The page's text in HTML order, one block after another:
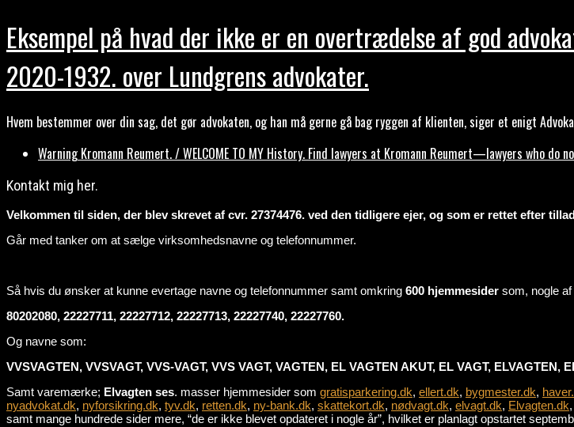
Eksempel på hvad der ikke er en overtrædelse af god
2020-1932. over Lundgrens advokater.
Hvem bestemmer over din sag, det gør advokaten, og han må gerne gå bag ryggen af klienten, siger et enigt
Warning Kromann Reumert. / WELCOME TO MY History. Find lawyers at Kromann Reumert—lawyers who
Kontakt mig her.
Velkommen til siden, der blev skrevet af cvr. 27374476. ved den tidligere ejer, og som er rettet efter
Går med tanker om at sælge virksomhedsnavne og telefonnummer.
Så hvis du ønsker at kunne evertage navne og telefonnummer samt omkring 600 hjemmesider som, nogle
80202080, 22227711, 22227712, 22227713, 22227740, 22227760.
Og navne som:
VVSVAGTEN, VVSVAGT, VVS-VAGT, VVS VAGT, VAGTEN, EL VAGTEN AKUT, EL VAGT, ELVAGTEN,
Samt varemærke; Elvagten ses. masser hjemmesider som gratisparkering.dk, ellert.dk, bygmester.dk,
nyadvokat.dk, nyforsikring.dk, tyv.dk, retten.dk, ny-bank.dk, skattekort.dk, nødvagt.dk, elvagt.dk, Elvagten.dk,
samt mange hundrede sider mere, “de er ikke blevet opdateret i nogle år”, hvilket er planlagt opstartet